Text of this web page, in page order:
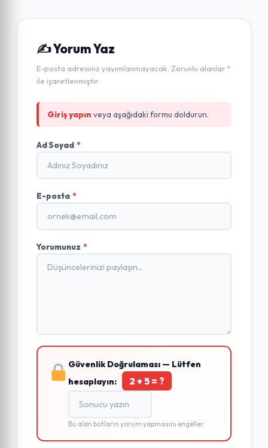
✍️ Yorum Yaz
E-posta adresiniz yayımlanmayacak. Zorunlu alanlar *
ile işaretlenmiştir.
Giriş yapın veya aşağıdaki formu doldurun.
Ad Soyad *
E-posta *
Yorumunuz *
Güvenlik Doğrulaması — Lütfen
hesaplayın:
2 + 5 = ?
Bu alan botların yorum yapmasını engeller.